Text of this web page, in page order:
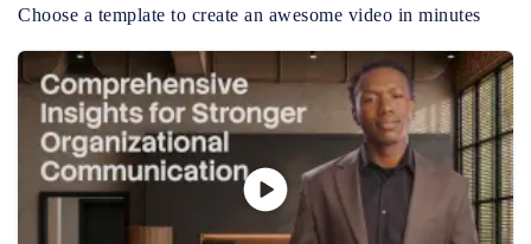
Choose a template to create an awesome video in minutes